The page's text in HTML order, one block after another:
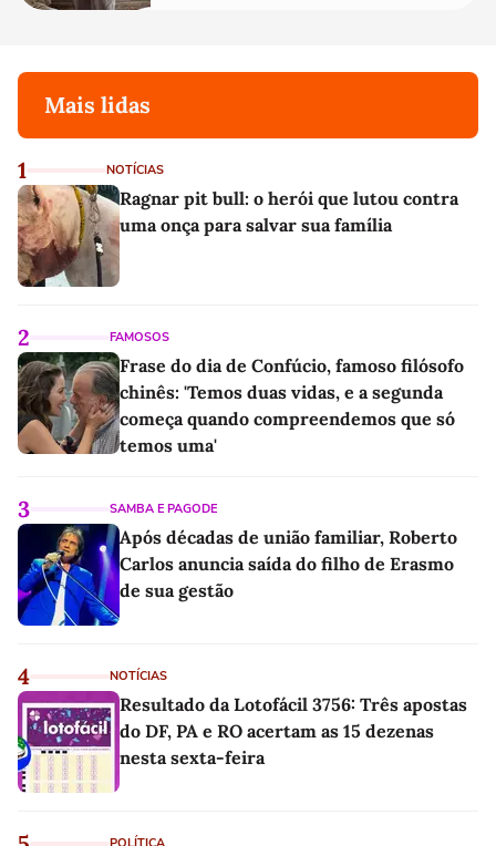
Mais lidas
1 NOTÍCIAS
Ragnar pit bull: o herói que lutou contra
uma onça para salvar sua família
2 FAMOSOS
Frase do dia de Confúcio, famoso filósofo
chinês: 'Temos duas vidas, e a segunda
começa quando compreendemos que só
temos uma'
3 SAMBA E PAGODE
Após décadas de união familiar, Roberto
Carlos anuncia saída do filho de Erasmo
de sua gestão
4 NOTÍCIAS
Resultado da Lotofácil 3756: Três apostas
do DF, PA e RO acertam as 15 dezenas
nesta sexta-feira